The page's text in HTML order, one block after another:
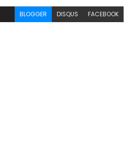
BLOGGER DISQUS FACEBOOK